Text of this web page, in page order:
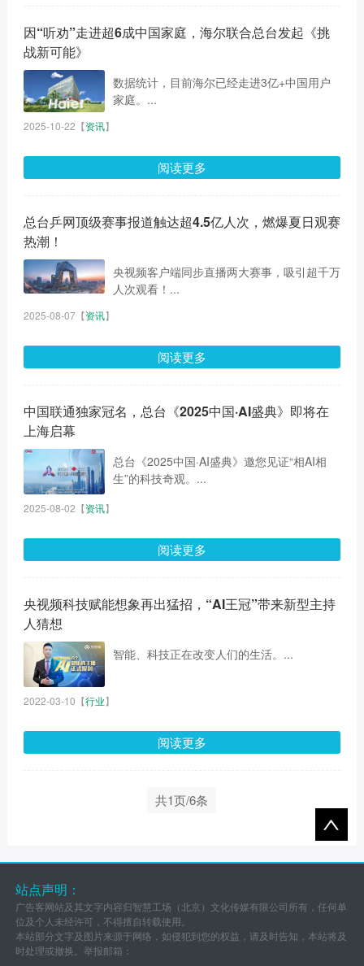
因“听劝”走进超6成中国家庭，海尔联合总台发起《挑
战新可能》
数据统计，目前海尔已经走进3亿+中国用户
家庭。...
2025-10-22 【资讯】
阅读更多
总台乒网顶级赛事报道触达超4.5亿人次，燃爆夏日观赛
热潮！
央视频客户端同步直播两大赛事，吸引超千万
人次观看！...
2025-08-07【资讯】
阅读更多
中国联通独家冠名，总台《2025中国·AI盛典》即将在
上海启幕
总台《2025中国·AI盛典》邀您见证“相AI相
生”的科技奇观。...
2025-08-02 【资讯】
阅读更多
央视频科技赋能想象再出猛招，“AI王冠”带来新型主持
人猜想
智能、科技正在改变人们的生活。...
2022-03-10 【行业】
阅读更多
共1页/6条
站点声明：
广告客网站及其文字内容归智慧工场（北京）文化传媒有限公司所有，任何单
位及个人未经许可，不得擅自转载使用。
本站部分文字及图片来源于网络，如侵犯到您的权益，请及时告知，本站将及
时处理或撤换。举报邮箱：